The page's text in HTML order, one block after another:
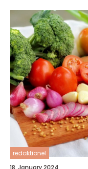
redaktionel
18. January 2024